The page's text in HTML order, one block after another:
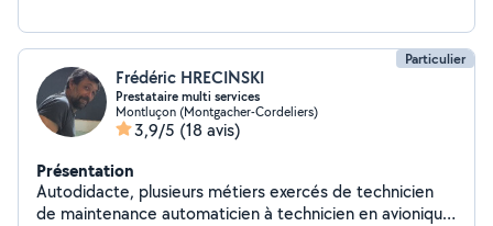
Particulier
Frédéric HRECINSKI
Prestataire multi services
Montluçon (Montgacher-Cordeliers)
3,9/5 (18 avis)
Présentation
Autodidacte, plusieurs métiers exercés de technicien
de maintenance automaticien à technicien en avionique,